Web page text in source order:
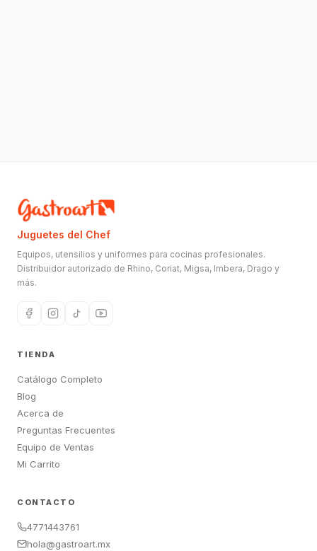
Juguetes del Chef
Equipos, utensilios y uniformes para cocinas profesionales.
Distribuidor autorizado de Rhino, Coriat, Migsa, Imbera, Drago y
más.
TIENDA
Catálogo Completo
Blog
Acerca de
Preguntas Frecuentes
Equipo de Ventas
Mi Carrito
CONTACTO
4771443761
hola@gastroart.mx